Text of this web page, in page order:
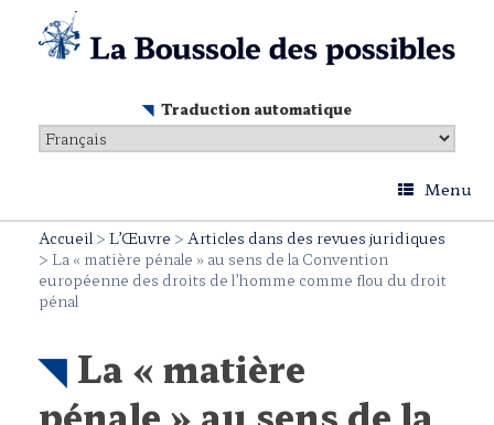
content
Traduction automatique
Menu
Accueil> L’Œuvre > Articles dans des revues juridiques
> La « matière pénale » au sens de la Convention
européenne des droits de l’homme comme flou du droit
pénal
La « matière